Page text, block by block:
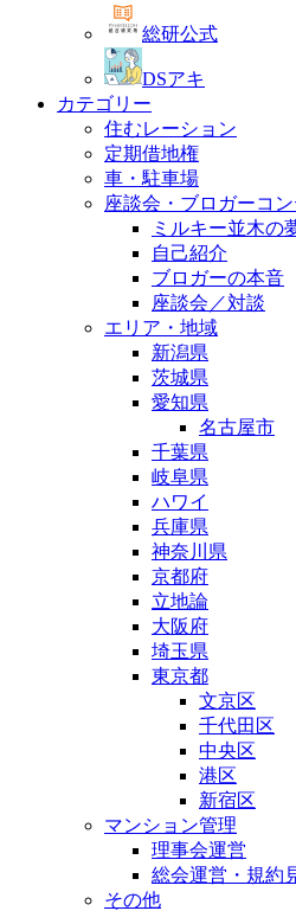
総研公式
DSアキ
カテゴリー
住むレーション
定期借地権
車・駐車場
座談会・ブロガーコ
ミルキー並木の
自己紹介
ブロガーの本音
座談会／対談
エリア・地域
新潟県
茨城県
愛知県
名古屋市
千葉県
岐阜県
ハワイ
兵庫県
神奈川県
京都府
立地論
大阪府
埼玉県
東京都
文京区
千代田区
中央区
港区
新宿区
マンション管理
理事会運営
総会運営・規約
その他